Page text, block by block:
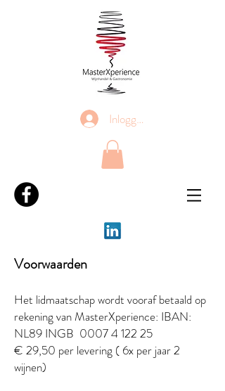
Inloggen
Voorwaarden
Het lidmaatschap wordt vooraf betaald op
rekening van MasterXperience: IBAN:
NL89 INGB 0007 4 122 25
€ 29,50 per levering ( 6x per jaar 2
wijnen)